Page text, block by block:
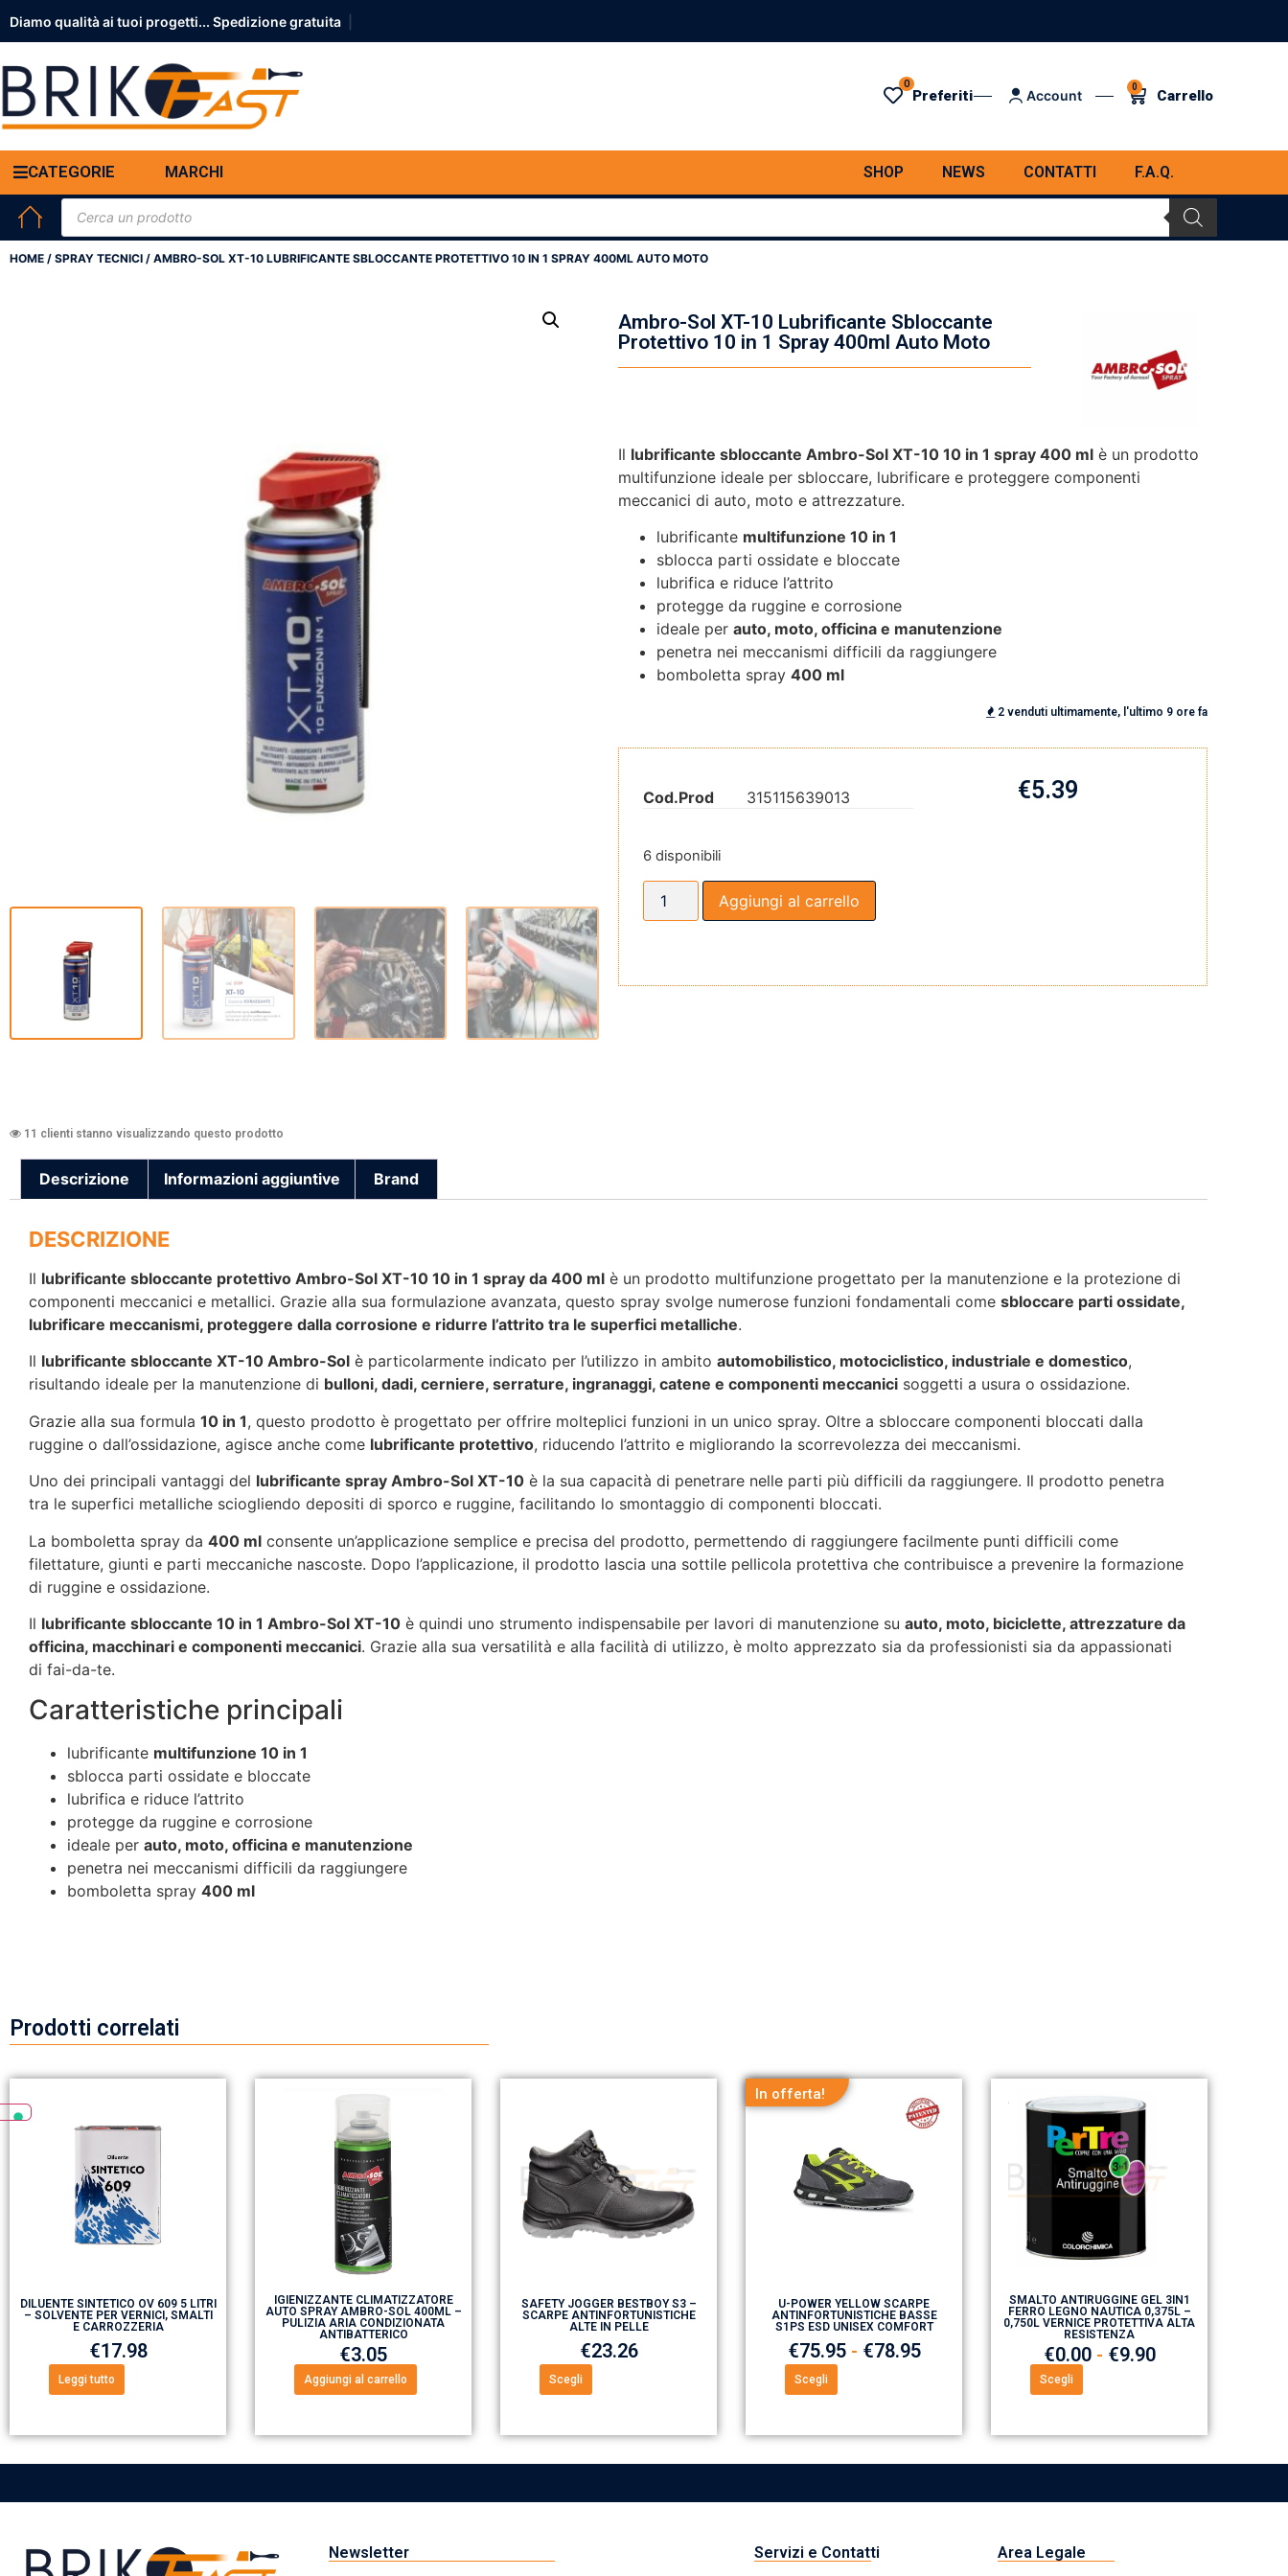
Diamo qualità ai tuoi progetti... S |
0
Preferiti Account
0 Carrello
CATEGORIE MARCHI SHOP NEWS CONTATTI F.A.Q.
HOME / SPRAY TECNICI / AMBRO-SOL XT-10 LUBRIFICANTE SBLOCCANTE PROTETTIVO 10 IN 1 SPRAY 400ML AUTO MOTO
Ambro-Sol XT-10 Lubrificante Sbloccante
Protettivo 10 in 1 Spray 400ml Auto Moto
Il lubrificante sbloccante Ambro-Sol XT-10 10 in 1 spray 400 ml è un prodotto
multifunzione ideale per sbloccare, lubrificare e proteggere componenti
meccanici di auto, moto e attrezzature.
lubrificante multifunzione 10 in 1
sblocca parti ossidate e bloccate
lubrifica e riduce l’attrito
protegge da ruggine e corrosione
ideale per auto, moto, officina e manutenzione
penetra nei meccanismi difficili da raggiungere
bomboletta spray 400 ml
2 venduti ultimamente, l'ultimo 9 ore fa
Cod.Prod 315115639013 €5.39
6 disponibili
Aggiungi al carrello
11 clienti stanno visualizzando questo prodotto
Descrizione Informazioni aggiuntive Brand
DESCRIZIONE
Il lubrificante sbloccante protettivo Ambro-Sol XT-10 10 in 1 spray da 400 ml è un prodotto multifunzione progettato per la manutenzione e la protezione di
componenti meccanici e metallici. Grazie alla sua formulazione avanzata, questo spray svolge numerose funzioni fondamentali come sbloccare parti ossidate,
lubrificare meccanismi, proteggere dalla corrosione e ridurre l’attrito tra le superfici metalliche.
Il lubrificante sbloccante XT-10 Ambro-Sol è particolarmente indicato per l’utilizzo in ambito automobilistico, motociclistico, industriale e domestico,
risultando ideale per la manutenzione di bulloni, dadi, cerniere, serrature, ingranaggi, catene e componenti meccanici soggetti a usura o ossidazione.
Grazie alla sua formula 10 in 1, questo prodotto è progettato per offrire molteplici funzioni in un unico spray. Oltre a sbloccare componenti bloccati dalla
ruggine o dall’ossidazione, agisce anche come lubrificante protettivo, riducendo l’attrito e migliorando la scorrevolezza dei meccanismi.
Uno dei principali vantaggi del lubrificante spray Ambro-Sol XT-10 è la sua capacità di penetrare nelle parti più difficili da raggiungere. Il prodotto penetra
tra le superfici metalliche sciogliendo depositi di sporco e ruggine, facilitando lo smontaggio di componenti bloccati.
La bomboletta spray da 400 ml consente un’applicazione semplice e precisa del prodotto, permettendo di raggiungere facilmente punti difficili come
filettature, giunti e parti meccaniche nascoste. Dopo l’applicazione, il prodotto lascia una sottile pellicola protettiva che contribuisce a prevenire la formazione
di ruggine e ossidazione.
Il lubrificante sbloccante 10 in 1 Ambro-Sol XT-10 è quindi uno strumento indispensabile per lavori di manutenzione su auto, moto, biciclette, attrezzature da
officina, macchinari e componenti meccanici. Grazie alla sua versatilità e alla facilità di utilizzo, è molto apprezzato sia da professionisti sia da appassionati
di fai-da-te.
Caratteristiche principali
lubrificante multifunzione 10 in 1
sblocca parti ossidate e bloccate
lubrifica e riduce l’attrito
protegge da ruggine e corrosione
ideale per auto, moto, officina e manutenzione
penetra nei meccanismi difficili da raggiungere
bomboletta spray 400 ml
Prodotti correlati
DILUENTE SINTETICO OV 609 5 LITRI
– SOLVENTE PER VERNICI, SMALTI
E CARROZZERIA
€17.98
Leggi tutto
IGIENIZZANTE CLIMATIZZATORE
AUTO SPRAY AMBRO-SOL 400ML –
PULIZIA ARIA CONDIZIONATA
ANTIBATTERICO
€3.05
Aggiungi al carrello
SAFETY JOGGER BESTBOY S3 –
SCARPE ANTINFORTUNISTICHE
ALTE IN PELLE
€23.26
Scegli
In offerta!
U-POWER YELLOW SCARPE
ANTINFORTUNISTICHE BASSE
S1PS ESD UNISEX COMFORT
€75.95 - €78.95
Scegli
SMALTO ANTIRUGGINE GEL 3IN1
FERRO LEGNO NAUTICA 0,375L –
0,750L VERNICE PROTETTIVA ALTA
RESISTENZA
€0.00 - €9.90
Scegli
Newsletter
Servizi e Contatti Area Legale